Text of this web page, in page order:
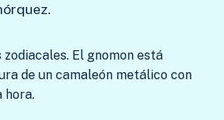
zodiacales. El gnomon está
de un camaleón metálico con
hora.